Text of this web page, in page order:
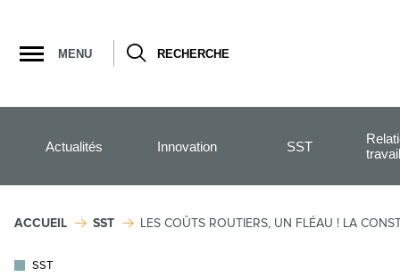
la
navigation
MENU RECHERCHE
Actualités Innovation SST
travail
ACCUEIL SST LES COÛTS ROUTIERS, UN FLÉAU ! LA
SST